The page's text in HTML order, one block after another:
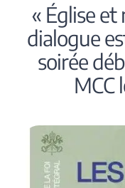
bascule
Accueil
Qui
Spiritualité
« Église
dialogue
soirée
MCC